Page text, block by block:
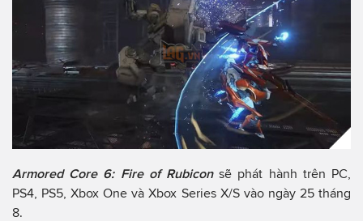
Armored Core 6: Fire of Rubiconsẽ phát hành trên PC,
PS4, PS5, Xbox One và Xbox Series X/S vào ngày 25 tháng
8.